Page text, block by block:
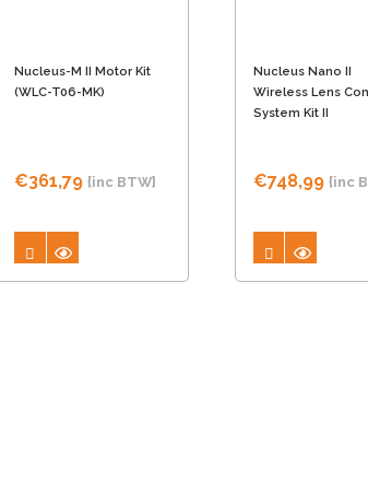
op
de
Nucleus-M II Motor Kit
(WLC-T06-MK)
€361,79 {inc BTW}
Nucleus Nano II
Wireless Lens
System Kit II
€748,99 {inc